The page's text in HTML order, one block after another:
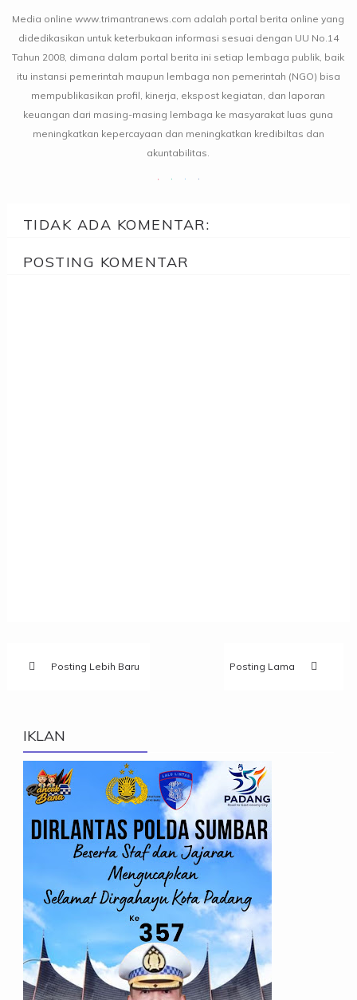
Media online www.trimantranews.com adalah portal berita online yang
didedikasikan untuk keterbukaan informasi sesuai dengan UU No.14
Tahun 2008, dimana dalam portal berita ini setiap lembaga publik, baik
itu instansi pemerintah maupun lembaga non pemerintah (NGO) bisa
mempublikasikan profil, kinerja, ekspost kegiatan, dan laporan
keuangan dari masing-masing lembaga ke masyarakat luas guna
meningkatkan kepercayaan dan meningkatkan kredibiltas dan
akuntabilitas.
TIDAK ADA KOMENTAR:
POSTING KOMENTAR
Posting Lebih Baru Posting Lama
IKLAN